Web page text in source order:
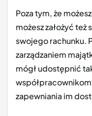
Poza tym, że
możesz założyć
swojego rachunku.
zarządzaniem
mógł udostępnić
zapewniania im